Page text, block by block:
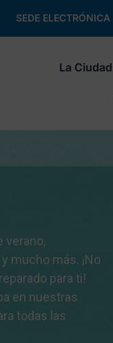
SEDE ELECTRÓNICA
La Ciudad
verano,
mucho más. ¡No
para ti!
en nuestras
todas las